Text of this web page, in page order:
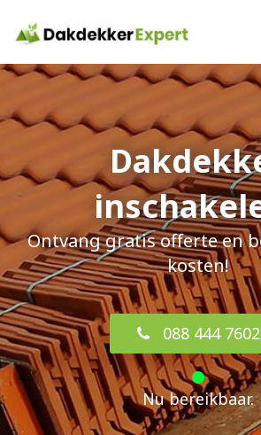
Ontvang gratis offerte en
kosten!
088 444 7602
Nu bereikbaar.